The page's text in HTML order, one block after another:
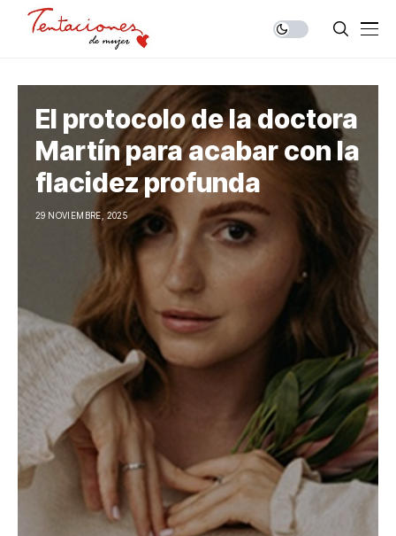
El protocolo de la doctora
Martín para acabar con la
flacidez profunda
29 NOVIEMBRE, 2025